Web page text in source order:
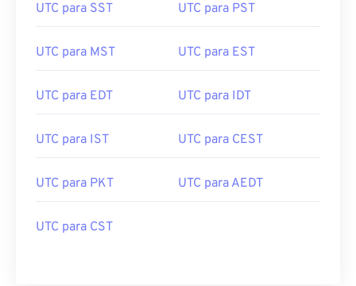
UTC para SST UTC para PST
UTC para MST UTC para EST
UTC para EDT UTC para IDT
UTC para IST UTC para CEST
UTC para PKT UTC para AEDT
UTC para CST